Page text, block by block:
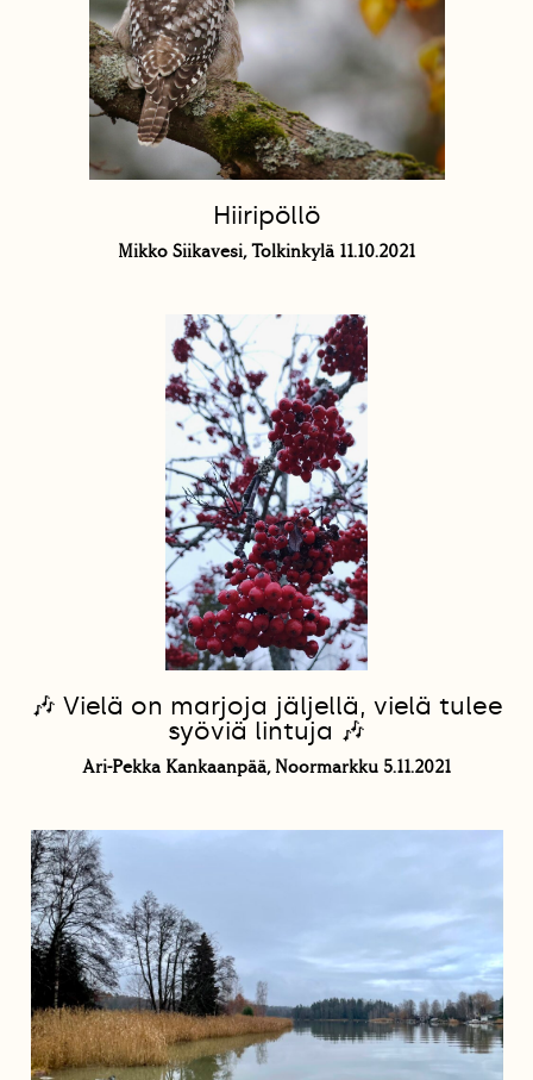
Hiiripöllö
Mikko Siikavesi, Tolkinkylä 11.10.2021
🎶 Vielä on marjoja jäljellä, vielä tulee
syöviä lintuja 🎶
Ari-Pekka Kankaanpää, Noormarkku 5.11.2021